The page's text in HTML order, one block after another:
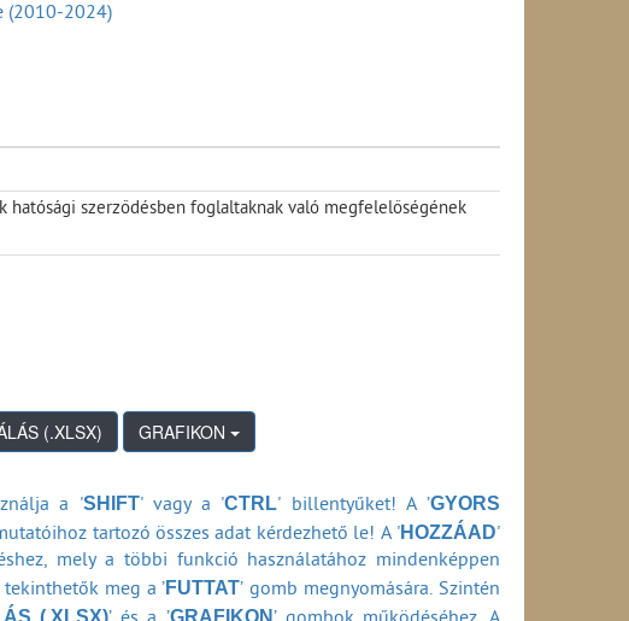
(2010-2024)
szerződésben foglaltaknak való megfelelőségének
GRAFIKON
a 'SHIFT' vagy a 'CTRL' billentyűket! A ’GYORS
tartozó összes adat kérdezhető le! A 'HOZZÁAD'
mely a többi funkció használatához mindenképpen
meg a ’FUTTAT’ gomb megnyomására. Szintén
(.XLSX) GRAFIKON